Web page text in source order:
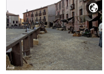
